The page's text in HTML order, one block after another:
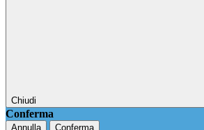
Chiudi
Conferma
Annulla Conferma